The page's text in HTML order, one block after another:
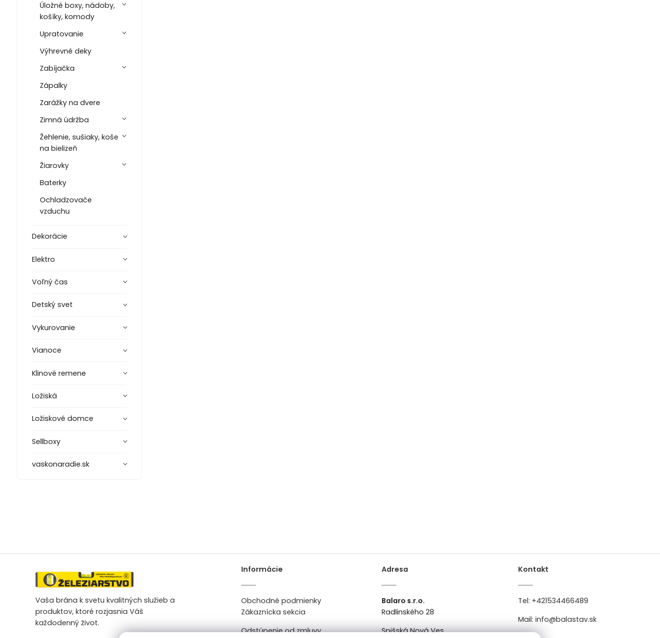
Úložné boxy, nádoby,
košíky, komody
Upratovanie
Výhrevné deky
Zabíjačka
Zápalky
Zarážky na dvere
Zimná údržba
Žehlenie, sušiaky, koše
na bielizeň
Žiarovky
Baterky
Ochladzovače
vzduchu
Dekorácie
Elektro
Voľný čas
Detský svet
Vykurovanie
Vianoce
Klinové remene
Ložiská
Ložiskové domce
Sellboxy
vaskonaradie.sk
Vaša brána k svetu kvalitných služieb a
produktov, ktoré rozjasnia Váš
každodenný život.
Informácie
Obchodné podmienky
Zákaznícka sekcia
Odstúpenie od zmluvy
Adresa
Balaro s.r.o.
Radlinského 28
Spišská Nová Ves
Kontakt
Tel: +421534466489
Mail: info@balastav.sk